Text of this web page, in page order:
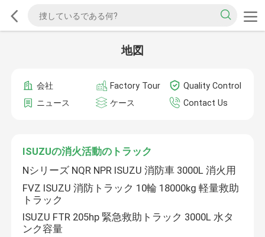
地図
会社 Factory Tour
Quality Control
ニュース
ケース Contact Us
ISUZUの消火活動のトラック
Nシリーズ NQR NPR ISUZU 消防車 3000L 消火用
FVZ ISUZU 消防トラック 10輪 18000kg 軽量救助
トラック
ISUZU FTR 205hp 緊急救助トラック 3000L 水タ
ンク容量